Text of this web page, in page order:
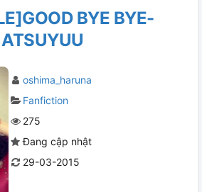
BYE BYE-
ATSUYUU
oshima_haruna
Fanfiction
275
Đang cập nhật
29-03-2015